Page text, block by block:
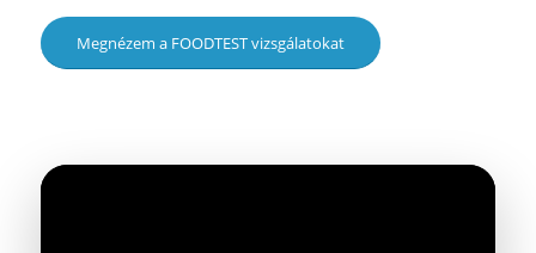
Megnézem a FOODTEST vizsgálatokat